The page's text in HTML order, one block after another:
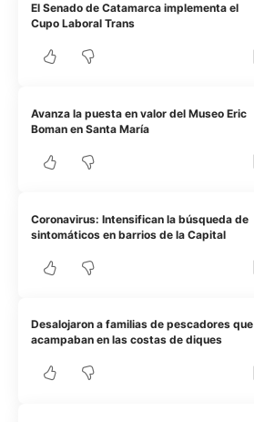
El Senado de Catamarca implementa el
Cupo Laboral Trans
Avanza la puesta en valor del Museo Eric
Boman en Santa María
Coronavirus: Intensifican la búsqueda de
sintomáticos en barrios de la Capital
Desalojaron a familias de pescadores que
acampaban en las costas de diques